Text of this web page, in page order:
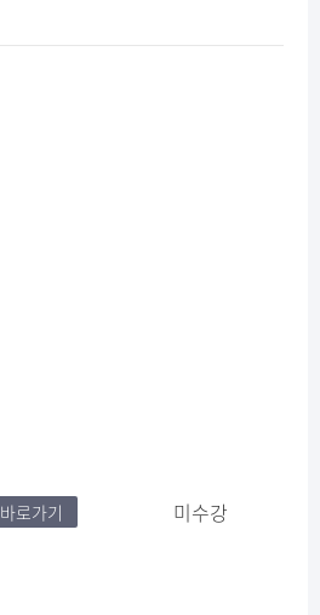
바로가기 미수강